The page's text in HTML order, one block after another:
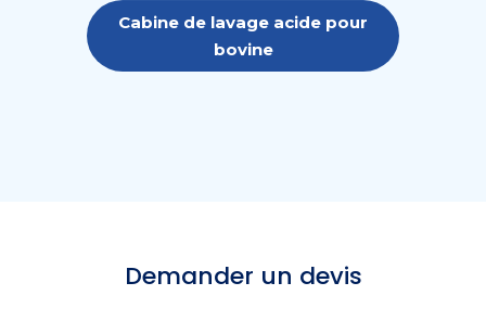
Cabine de lavage acide pour
bovine
Demander un devis